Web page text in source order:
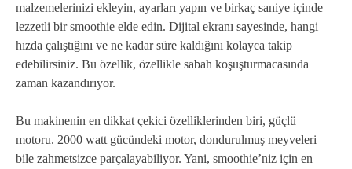
malzemelerinizi ekleyin, ayarları yapın ve birkaç saniye içinde
lezzetli bir smoothie elde edin. Dijital ekranı sayesinde, hangi
hızda çalıştığını ve ne kadar süre kaldığını kolayca takip
edebilirsiniz. Bu özellik, özellikle sabah koşuşturmacasında
zaman kazandırıyor.
Bu makinenin en dikkat çekici özelliklerinden biri, güçlü
motoru. 2000 watt gücündeki motor, dondurulmuş meyveleri
bile zahmetsizce parçalayabiliyor. Yani, smoothie’niz için en